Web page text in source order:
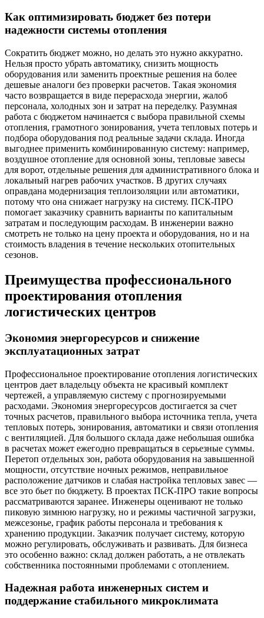
Как оптимизировать бюджет без потери
надежности системы отопления
Сократить бюджет можно, но делать это нужно аккуратно.
Нельзя просто убрать автоматику, снизить мощность
оборудования или заменить проектные решения на более
дешевые аналоги без проверки расчетов. Такая экономия
часто возвращается в виде перерасхода энергии, жалоб
персонала, холодных зон и затрат на переделку. Разумная
работа с бюджетом начинается с выбора правильной схемы
отопления, грамотного зонирования, учета тепловых потерь и
подбора оборудования под реальные задачи склада. Иногда
выгоднее применить комбинированную систему: например,
воздушное отопление для основной зоны, тепловые завесы
для ворот, отдельные решения для административного блока и
локальный нагрев рабочих участков. В других случаях
оправдана модернизация теплоизоляции или автоматики,
потому что она снижает нагрузку на систему. ПСК-ПРО
помогает заказчику сравнить варианты по капитальным
затратам и последующим расходам. В инженерии важно
смотреть не только на цену проекта и оборудования, но и на
стоимость владения в течение нескольких отопительных
сезонов.
Преимущества профессионального
проектирования отопления
логистических центров
Экономия энергоресурсов и снижение
эксплуатационных затрат
Профессиональное проектирование отопления логистических
центров дает владельцу объекта не красивый комплект
чертежей, а управляемую систему с прогнозируемыми
расходами. Экономия энергоресурсов достигается за счет
точных расчетов, правильного выбора источника тепла, учета
тепловых потерь, зонирования, автоматики и связи отопления
с вентиляцией. Для большого склада даже небольшая ошибка
в расчетах может ежегодно превращаться в серьезные суммы.
Перетоп отдельных зон, работа оборудования на завышенной
мощности, отсутствие ночных режимов, неправильное
расположение датчиков и слабая настройка тепловых завес —
все это бьет по бюджету. В проектах ПСК-ПРО такие вопросы
рассматриваются заранее. Инженеры оценивают не только
пиковую зимнюю нагрузку, но и режимы частичной загрузки,
межсезонье, график работы персонала и требования к
хранению продукции. Заказчик получает систему, которую
можно регулировать, обслуживать и развивать. Для бизнеса
это особенно важно: склад должен работать, а не отвлекать
собственника постоянными проблемами с отоплением.
Надежная работа инженерных систем и
поддержание стабильного микроклимата